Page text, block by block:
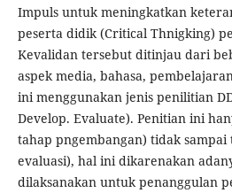
Impuls untuk meningkatkan
peserta didik (Critical Thnigking)
Kevalidan tersebut ditinjau dari
aspek media, bahasa,
ini menggunakan jenis penilitian
Develop. Evaluate). Penitian ini
tahap pngembangan) tidak sampai
evaluasi), hal ini dikarenakan
dilaksanakan untuk penanggulan